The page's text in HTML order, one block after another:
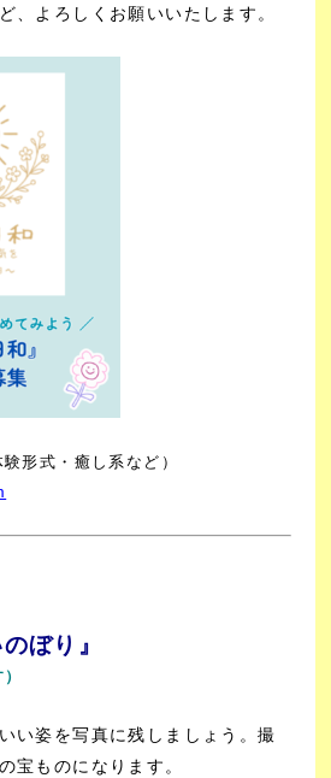
、よろしくお願いいたします。
形式・癒し系など）
ぼり』
い姿を写真に残しましょう。撮
宝ものになります。